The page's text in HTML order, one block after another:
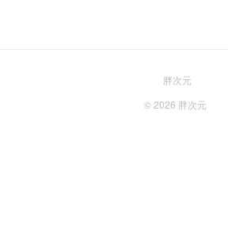
胖次元
© 2026 胖次元